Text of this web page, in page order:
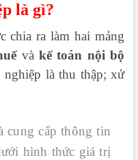
là gì?
chia ra làm hai mảng
và kế toán nội bộ
nghiệp là thu thập; xử
cung cấp thông tin
hình thức giá trị